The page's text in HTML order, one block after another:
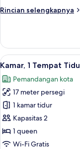
Twin,
Rincian selengkapnya
Rincian
Kamar
Twin,
2
Tidur
Twin,
pemandangan
laut
Lihat
semua
foto
untuk
Kamar,
1
Tempat
Tidur
11
Kamar, 1 Tempat
Pemandangan kota
17 meter persegi
1 kamar tidur
Kapasitas 2
1 queen
Wi-Fi Gratis